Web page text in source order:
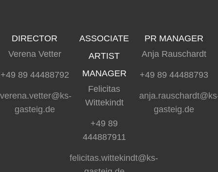
DIRECTOR
Verena Vetter
+49 89 44488792
verena.vetter@ks-
gasteig.de
ASSOCIATE
ARTIST
MANAGER
Felicitas
Wittekindt
+49 89
444887911
felicitas.wittekindt@ks-
PR MANAGER
Anja Rauschardt
+49 89 44488793
gasteig.de